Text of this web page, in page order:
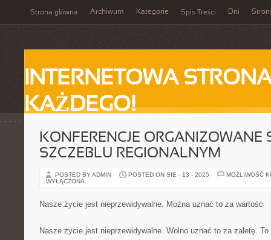
Strona główna Archiwum Kategorie Spis Treści Dni
INTERNETOWA
KAŻDEGO!
KONFERENCJE ORGANIZOWANE
SZCZEBLU REGIONALNYM
POSTED BY ADMIN POSTED ON SIE - 13 - 2025
MOŻLIWOŚĆ
WYŁĄCZONA
Nasze życie jest nieprzewidywalne. Można uznać to za wartość
Nasze życie jest nieprzewidywalne. Wolno uznać to za zaletę.